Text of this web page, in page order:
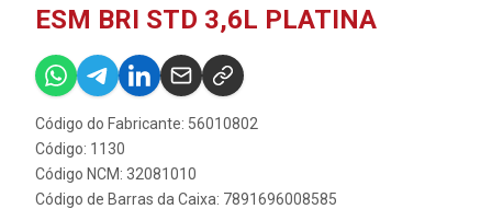
ESM BRI STD 3,6L PLATINA
Código do Fabricante: 56010802
Código: 1130
Código NCM: 32081010
Código de Barras da Caixa: 7891696008585